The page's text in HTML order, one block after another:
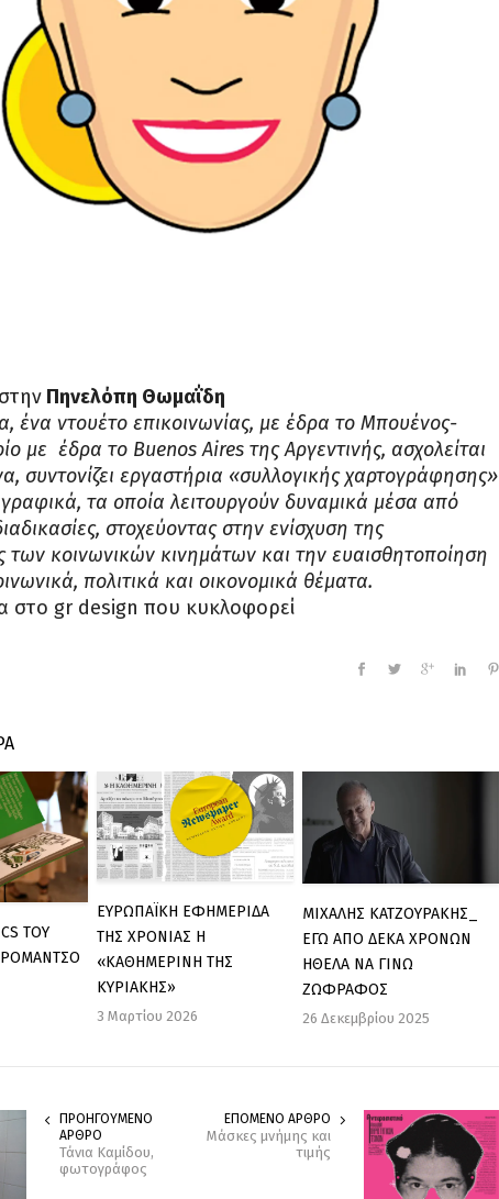
Πηνελόπη Θωμαΐδη
ένα ντουέτο επικοινωνίας, με έδρα το Μπουένος-
με έδρα το Buenos Aires της Αργεντινής, ασχολείται
συντονίζει εργαστήρια «συλλογικής χαρτογράφησης»
τα οποία λειτουργούν δυναμικά μέσα από
στοχεύοντας στην ενίσχυση της
των κοινωνικών κινημάτων και την ευαισθητοποίηση
πολιτικά και οικονομικά θέματα.
στο gr design που κυκλοφορεί
ΤΟΥ
ΕΥΡΩΠΑΪΚΗ ΕΦΗΜΕΡΙΔΑ
ΤΗΣ ΧΡΟΝΙΑΣ Η
«ΚΑΘΗΜΕΡΙΝΗ ΤΗΣ
ΚΥΡΙΑΚΗΣ»
3 Μαρτίου 2026
ΜΙΧΑΛΗΣ ΚΑΤΖΟΥΡΑΚΗΣ_
ΕΓΩ ΑΠΟ ΔΕΚΑ ΧΡΟΝΩΝ
ΗΘΕΛΑ ΝΑ ΓΙΝΩ
ΖΩΦΡΑΦΟΣ
26 Δεκεμβρίου 2025
ΠΡΟΗΓΟΥΜΕΝΟ
ΑΡΘΡΟ
Τάνια Καμίδου,
φωτογράφος
ΕΠΟΜΕΝΟ ΑΡΘΡΟ
Μάσκες μνήμης και
τιμής